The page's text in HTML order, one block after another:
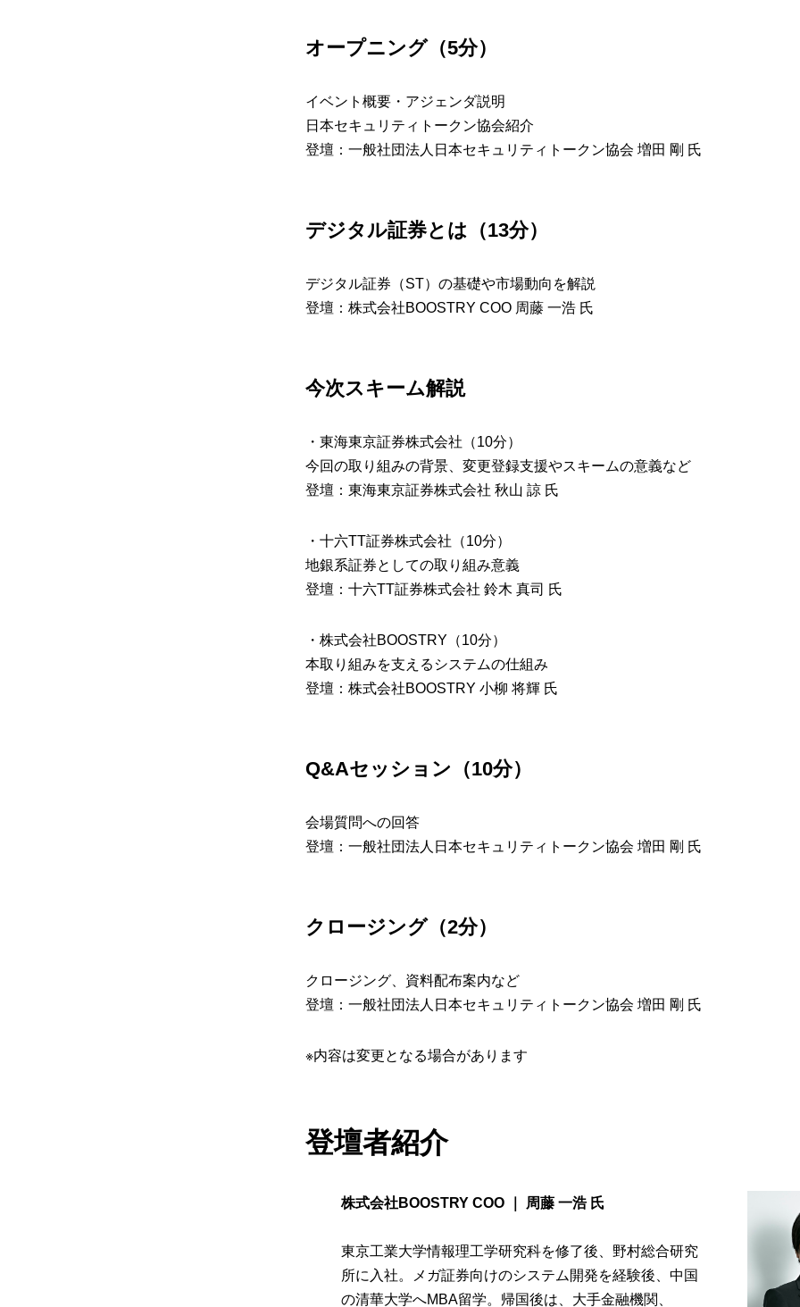
オープニング（5分）
イベント概要・アジェンダ説明
日本セキュリティトークン協会紹介
登壇：一般社団法人日本セキュリティトークン協会 増田 剛 氏
​デジタル証券とは（13分）
デジタル証券（ST）の基礎や市場動向を解説
登壇：株式会社BOOSTRY COO 周藤 一浩 氏
​今次スキーム解説
・東海東京証券株式会社（10分）
今回の取り組みの背景、変更登録支援やスキームの意義など
登壇：東海東京証券株式会社 秋山 諒 氏
​・十六TT証券株式会社（10分）
地銀系証券としての取り組み意義
登壇：十六TT証券株式会社 鈴木 真司 氏
​・株式会社BOOSTRY（10分）
本取り組みを支えるシステムの仕組み
登壇：株式会社BOOSTRY 小柳 将輝 氏
​Q&Aセッション（10分）
会場質問への回答
登壇：一般社団法人日本セキュリティトークン協会 増田 剛 氏
​クロージング（2分）
クロージング、資料配布案内など
登壇：一般社団法人日本セキュリティトークン協会 増田 剛 氏
※内容は変更となる場合があります
登壇者紹介
株式会社BOOSTRY COO ｜ 周藤 一浩 氏
東京工業大学情報理工学研究科を修了後、野村総合研究
所に入社。メガ証券向けのシステム開発を経験後、中国
の清華大学へMBA留学。帰国後は、大手金融機関、